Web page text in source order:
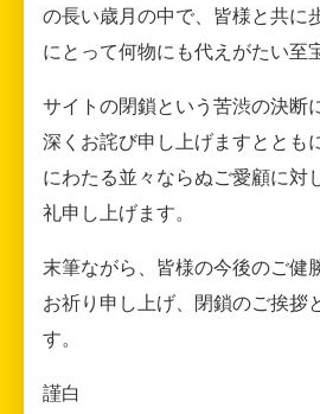
の長い歳月の中で、皆様と共に
にとって何物にも代えがたい至
サイトの閉鎖という苦渋の決断
深くお詫び申し上げますととも
にわたる並々ならぬご愛顧に対
礼申し上げます。
末筆ながら、皆様の今後のご健
お祈り申し上げ、閉鎖のご挨拶
す。
謹白